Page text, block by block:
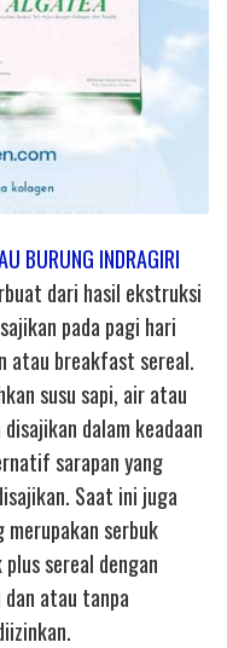
BURUNG INDRAGIRI
dari hasil ekstruksi
pada pagi hari
atau breakfast sereal.
susu sapi, air atau
dalam keadaan
sarapan yang
Saat ini juga
merupakan serbuk
sereal dengan
dan atau tanpa